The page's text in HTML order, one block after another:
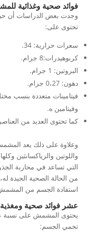
فوائد صحية وغذائية
وجدت بعض الدراسات أن
تحتوى على:
سعرات حرارية: 34.
كربوهيدرات:8 جرام.
البروتين: 1 جرام.
دهون: 0،27 جرام.
فيتامينات متعددة بنسب
وفيتامين ه.
كما تحتوى العديد من
وعلاوة على ذلك يعد
واللوتين والزياكسانثين
التي تساعد في محاربة
من الحالة الصحية الجيدة
استفادة الجسم من المشمش
عشر فوائد صحية
يحتوى المشمش على نسبة
تحمي الجسم: